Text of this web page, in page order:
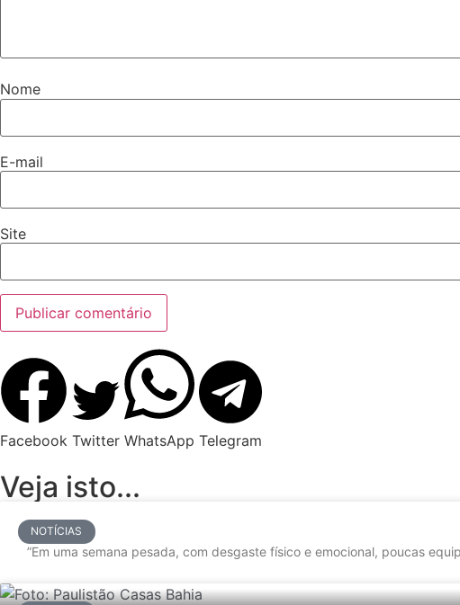
Nome
E-mail
Site
Facebook Twitter WhatsApp Telegram
Veja isto...
NOTÍCIAS
”Em uma semana pesada, com desgaste físico e emocional, poucas